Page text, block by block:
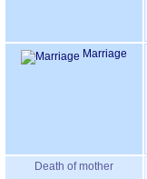
Marriage
Death of mother